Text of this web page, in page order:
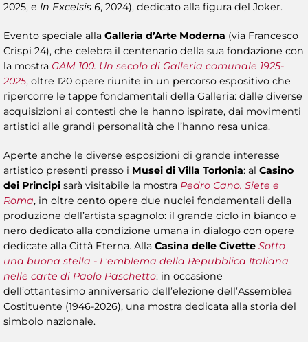
2025, e In Excelsis 6, 2024), dedicato alla figura del Joker.
Evento speciale alla Galleria d’Arte Moderna (via Francesco
Crispi 24), che celebra il centenario della sua fondazione con
la mostra GAM 100. Un secolo di Galleria comunale 1925-
2025, oltre 120 opere riunite in un percorso espositivo che
ripercorre le tappe fondamentali della Galleria: dalle diverse
acquisizioni ai contesti che le hanno ispirate, dai movimenti
artistici alle grandi personalità che l’hanno resa unica.
Aperte anche le diverse esposizioni di grande interesse
artistico presenti presso i Musei di Villa Torlonia: al Casino
dei Principi sarà visitabile la mostra Pedro Cano. Siete e
Roma, in oltre cento opere due nuclei fondamentali della
produzione dell’artista spagnolo: il grande ciclo in bianco e
nero dedicato alla condizione umana in dialogo con opere
dedicate alla Città Eterna. Alla Casina delle Civette Sotto
una buona stella - L'emblema della Repubblica Italiana
nelle carte di Paolo Paschetto: in occasione
dell’ottantesimo anniversario dell’elezione dell’Assemblea
Costituente (1946-2026), una mostra dedicata alla storia del
simbolo nazionale.